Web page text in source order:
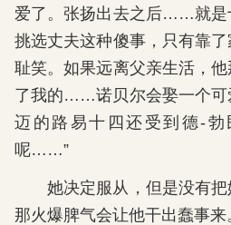
爱了。张扬出去之后……就是
挑选丈夫这种傻事，只有靠
耻笑。如果远离父亲生活，
了我的……诺贝尔会娶一个可
迈的路易十四还受到德-勃
呢……”
她决定服从，但是没有
那火爆脾气会让他干出蠢事来